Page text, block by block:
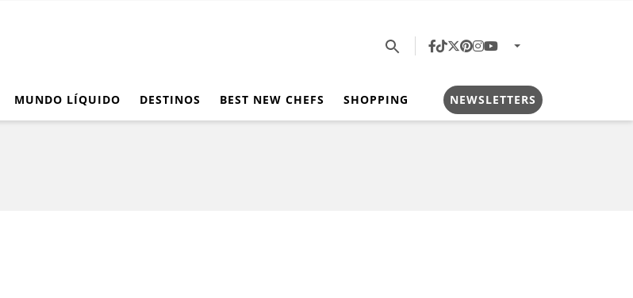
MUNDO LÍQUIDO DESTINOS BEST NEW CHEFS SHOPPING NEWSLETTERS